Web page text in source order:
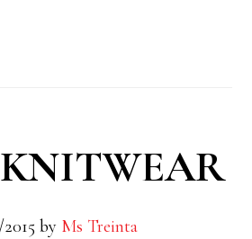
by Ms Treinta